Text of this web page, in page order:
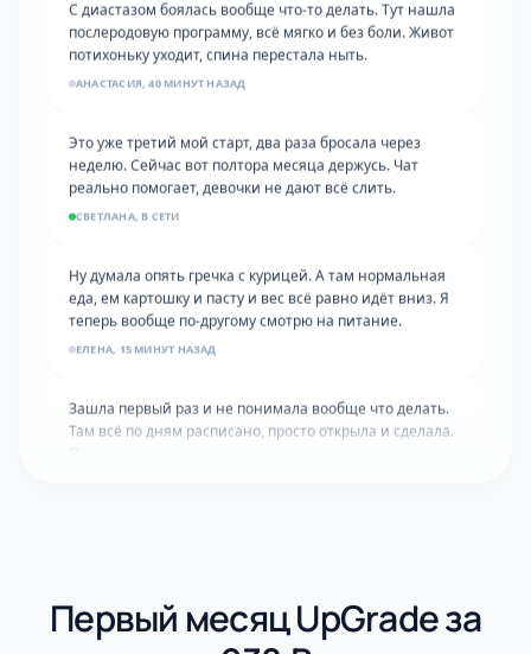
послеродовую программу, всё мягко и без боли. Живот
потихоньку уходит, спина перестала ныть.
АНАСТАСИЯ, 40 МИНУТ НАЗАД
неделю. Сейчас вот полтора месяца держусь. Чат
реально помогает, девочки не дают всё слить.
СВЕТЛАНА, В СЕТИ
еда, ем картошку и пасту и вес всё равно идёт вниз. Я
теперь вообще по-другому смотрю на питание.
ЕЛЕНА, 15 МИНУТ НАЗАД
Там всё по дням расписано, просто открыла и сделала.
Проще чем я думала.
Двое детей и работа, думала времени нет от слова
Первый месяц UpGrade за